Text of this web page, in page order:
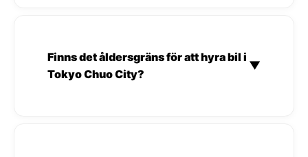
Finns det åldersgräns för att hyra bil i
Tokyo Chuo City?
▼